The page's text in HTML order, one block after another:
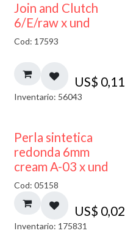
Join and Clutch
6/E/raw x und
Cod: 17593
US$ 0,11
Inventario: 56043
Perla sintetica
redonda 6mm
cream A-03 x und
Cod: 05158
US$ 0,02
Inventario: 175831